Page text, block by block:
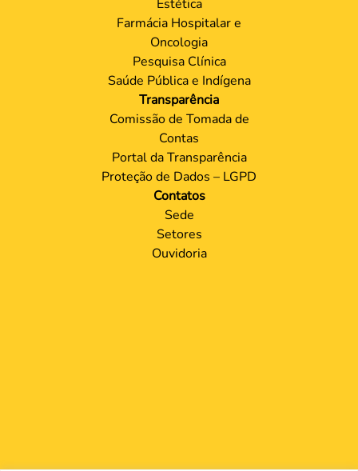
Estética
Farmácia Hospitalar e
Oncologia
Pesquisa Clínica
Saúde Pública e Indígena
Transparência
Comissão de Tomada de
Contas
Portal da Transparência
Proteção de Dados – LGPD
Contatos
Sede
Setores
Ouvidoria